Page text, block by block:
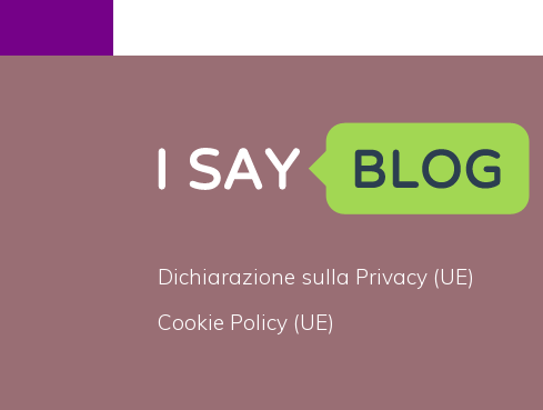
Dichiarazione sulla Privacy (UE)
Cookie Policy (UE)